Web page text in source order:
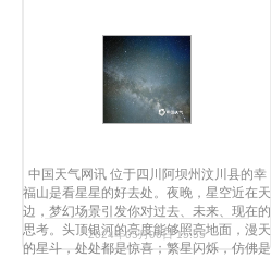
中国天气网讯 位于四川阿坝州汶川县的幸
福山是看星星的好去处。夜晚，星空近在天
边，梦幻场景引发你对过去、未来、现在的
思考。头顶银河的亮度能够照亮地面，漫天
的星斗，处处都是惊喜；繁星闪烁，仿佛是
2024年05月06日 15:55